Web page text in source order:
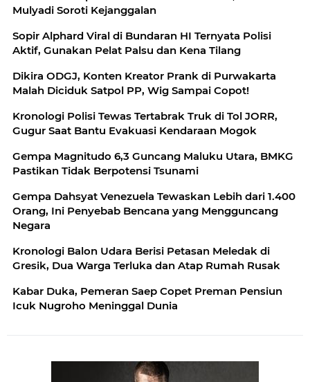
Mulyadi Soroti Kejanggalan
Sopir Alphard Viral di Bundaran HI Ternyata Polisi
Aktif, Gunakan Pelat Palsu dan Kena Tilang
Dikira ODGJ, Konten Kreator Prank di Purwakarta
Malah Diciduk Satpol PP, Wig Sampai Copot!
Kronologi Polisi Tewas Tertabrak Truk di Tol JORR,
Gugur Saat Bantu Evakuasi Kendaraan Mogok
Gempa Magnitudo 6,3 Guncang Maluku Utara, BMKG
Pastikan Tidak Berpotensi Tsunami
Gempa Dahsyat Venezuela Tewaskan Lebih dari 1.400
Orang, Ini Penyebab Bencana yang Mengguncang
Negara
Kronologi Balon Udara Berisi Petasan Meledak di
Gresik, Dua Warga Terluka dan Atap Rumah Rusak
Kabar Duka, Pemeran Saep Copet Preman Pensiun
Icuk Nugroho Meninggal Dunia